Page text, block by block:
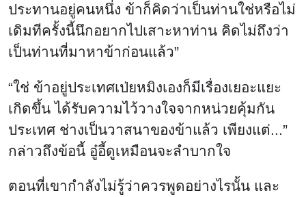
ประทานอยู่คนหนึ่ง ข้าก็คิดว่าเป็นท่านใช่หรือไม่
เดิมทีครั้งนี้นึกอยากไปเสาะหาท่าน คิดไม่ถึงว่า
เป็นท่านที่มาหาข้าก่อนแล้ว”
“ใช่ ข้าอยู่ประเทศเป่ยหมิงเองก็มีเรื่องเยอะแยะ
เกิดขึ้น ได้รับความไว้วางใจจากหน่วยคุ้มกัน
ประเทศ ช่างเป็นวาสนาของข้าแล้ว เพียงแต่...”
กล่าวถึงข้อนี้ อู๋อี้ดูเหมือนจะลำบากใจ
ตอนที่เขากำลังไม่รู้ว่าควรพูดอย่างไรนั้น และ